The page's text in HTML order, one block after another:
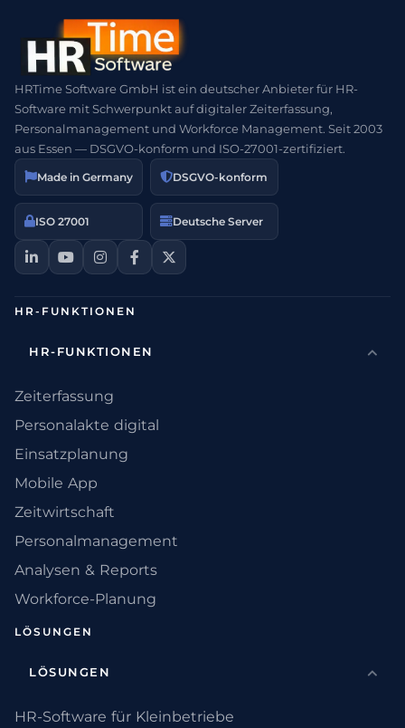
HRTime Software GmbH ist ein deutscher Anbieter für HR-
Software mit Schwerpunkt auf digitaler Zeiterfassung,
Personalmanagement und Workforce Management. Seit 2003
aus Essen — DSGVO-konform und ISO-27001-zertifiziert.
Made in Germany DSGVO-konform
ISO 27001 Deutsche Server
HR-FUNKTIONEN
HR-FUNKTIONEN
Zeiterfassung
Personalakte digital
Einsatzplanung
Mobile App
Zeitwirtschaft
Personalmanagement
Analysen & Reports
Workforce-Planung
LÖSUNGEN
LÖSUNGEN
HR-Software für Kleinbetriebe